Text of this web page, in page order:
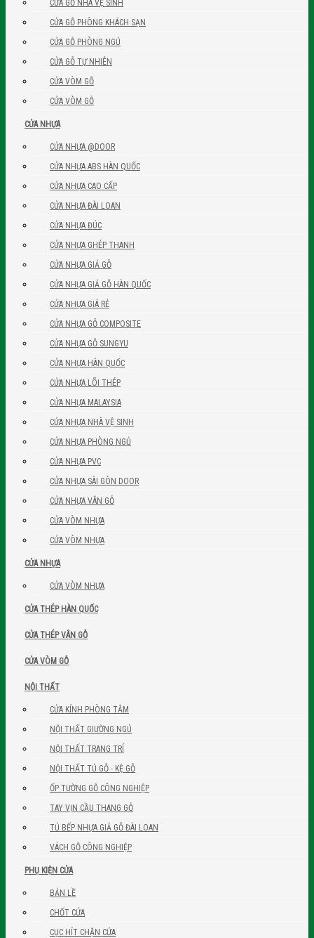
CỬA GỖ NHÀ VỆ SINH
CỬA GỖ PHÒNG KHÁCH SẠN
CỬA GỖ PHÒNG NGỦ
CỬA GỖ TỰ NHIÊN
CỬA VÒM GỖ
CỬA VÒM GỖ
CỬA NHỰA
CỬA NHỰA @DOOR
CỬA NHỰA ABS HÀN QUỐC
CỬA NHỰA CAO CẤP
CỬA NHỰA ĐÀI LOAN
CỬA NHỰA ĐÚC
CỬA NHỰA GHÉP THANH
CỬA NHỰA GIẢ GỖ
CỬA NHỰA GIẢ GỖ HÀN QUỐC
CỬA NHỰA GIÁ RẺ
CỬA NHỰA GỖ COMPOSITE
CỬA NHỰA GỖ SUNGYU
CỬA NHỰA HÀN QUỐC
CỬA NHỰA LÕI THÉP
CỬA NHỰA MALAYSIA
CỬA NHỰA NHÀ VỆ SINH
CỬA NHỰA PHÒNG NGỦ
CỬA NHỰA PVC
CỬA NHỰA SÀI GÒN DOOR
CỬA NHỰA VÂN GỖ
CỬA VÒM NHỰA
CỬA VÒM NHỰA
CỬA NHỰA
CỬA VÒM NHỰA
CỬA THÉP HÀN QUỐC
CỬA THÉP VÂN GỖ
CỬA VÒM GỖ
NỘI THẤT
CỬA KÍNH PHÒNG TẮM
NỘI THẤT GIƯỜNG NGỦ
NỘI THẤT TRANG TRÍ
NỘI THẤT TỦ GỖ - KỆ GỖ
ỐP TƯỜNG GỖ CÔNG NGHIỆP
TAY VỊN CẦU THANG GỖ
TỦ BẾP NHỰA GIẢ GỖ ĐÀI LOAN
VÁCH GỖ CÔNG NGHIỆP
PHỤ KIỆN CỬA
BẢN LỀ
CHỐT CỬA
CỤC HÍT CHẶN CỬA